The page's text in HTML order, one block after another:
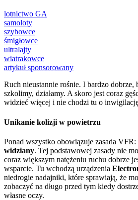
lotnictwo GA
samoloty
szybowce
śmigłowce
ultralajty
wiatrakowce
artykuł sponsorowany
Ruch nieustannie rośnie. I bardzo dobrze,
szkolimy, działamy. A skoro jest coraz
widzieć więcej i nie chodzi tu o
Unikanie kolizji w powietrzu
Ponad wszystko obowiązuje zasada VFR:
widziany. Tej podstawowej zasady nie
coraz większym natężeniu ruchu dobrze
wsparcie. Tu wchodzą urządzenia
niedrogie nadajniki, które sprawiają, że
zobaczyć na długo przed tym kiedy
własne oczy.